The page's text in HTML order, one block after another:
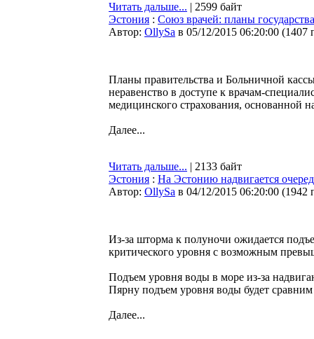
Читать дальше... | 2599 байт
Эстония : Союз врачей: планы
Автор: OllySa в 05/12/2015 06:20:00 (1407
Планы правительства и Больничной
неравенство в доступе к врачам-
медицинского страхования, основанной
Далее...
Читать дальше... | 2133 байт
Эстония : На Эстонию надвигается
Автор: OllySa в 04/12/2015 06:20:00 (1942
Из-за шторма к полуночи ожидается
критического уровня с возможным
Подъем уровня воды в море из-за
Пярну подъем уровня воды будет
Далее...